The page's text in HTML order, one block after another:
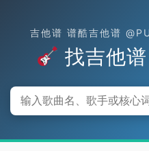
吉他谱 谱酷吉他谱
找吉他